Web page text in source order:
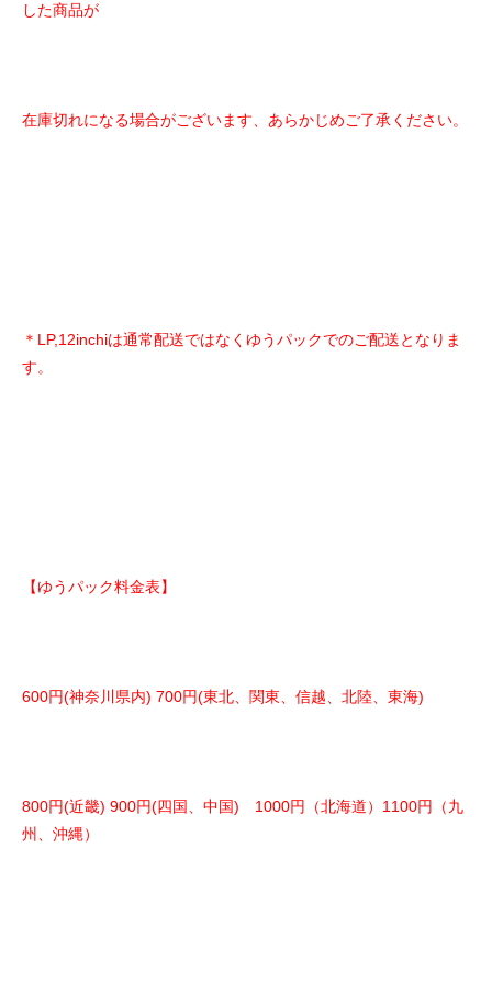
した商品が
在庫切れになる場合がございます、あらかじめご了承ください。
＊LP,12inchiは通常配送ではなくゆうパックでのご配送となりま
す。
【ゆうパック料金表】
600円(神奈川県内) 700円(東北、関東、信越、北陸、東海)
800円(近畿) 900円(四国、中国) 1000円（北海道）1100円（九
州、沖縄）